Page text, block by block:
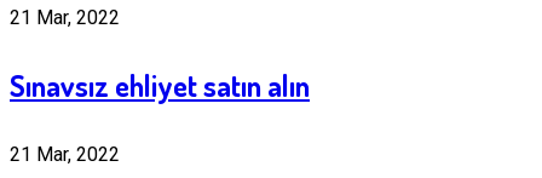
21 Mar, 2022
Sınavsız ehliyet satın alın
21 Mar, 2022